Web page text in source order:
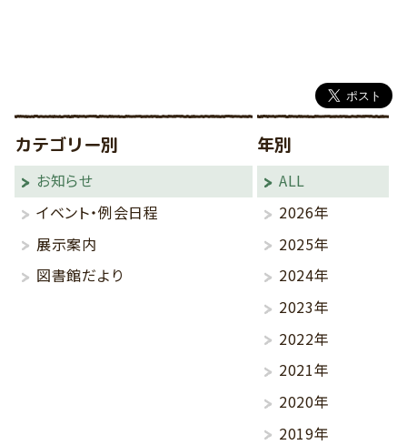
カテゴリー別
お知らせ
イベント・例会日程
展示案内
図書館だより
年別
ALL
2026年
2025年
2024年
2023年
2022年
2021年
2020年
2019年